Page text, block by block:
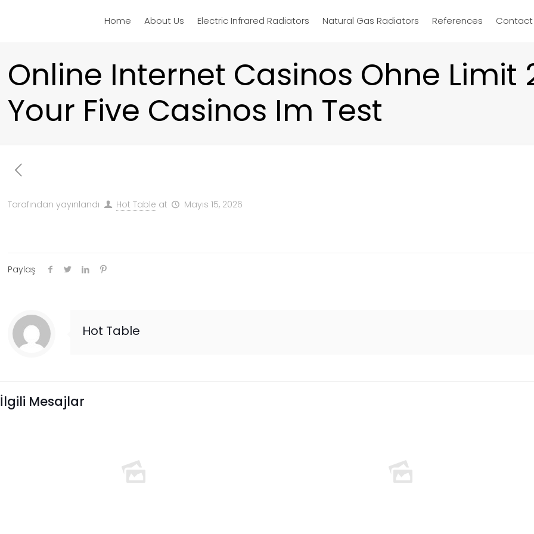
Home About Us Electric Infrared Radiators Natural Gas Radiators References Contact
Online Internet Casinos Ohne Limit
Your Five Casinos Im Test
Tarafından yayınlandı Hot Table at Mayıs 15, 2026
Paylaş
Hot Table
İlgili Mesajlar